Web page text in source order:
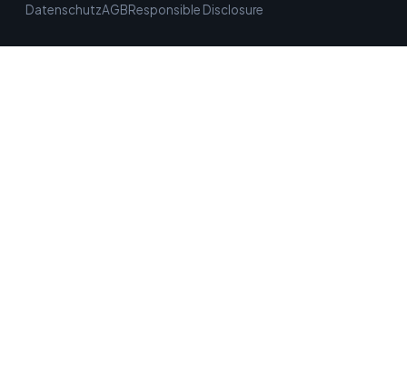
DatenschutzAGBResponsible Disclosure